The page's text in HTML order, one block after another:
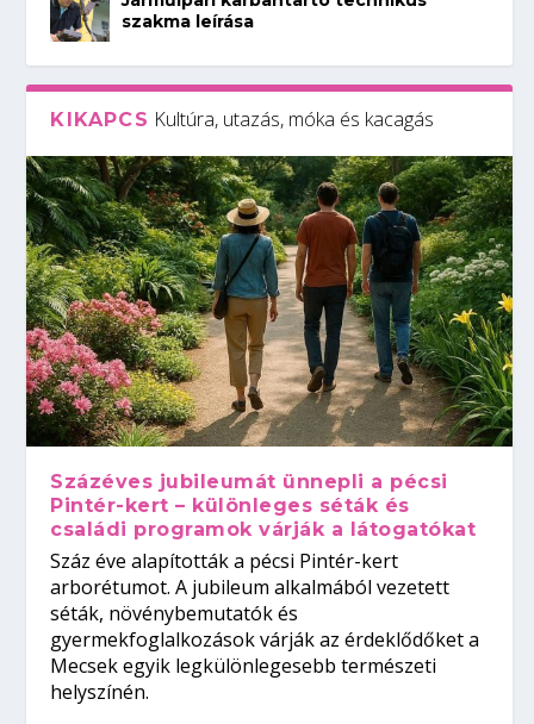
szakma leírása
KIKAPCS Kultúra, utazás, móka és kacagás
Százéves jubileumát ünnepli a pécsi
Pintér-kert – különleges séták és
családi programok várják a látogatókat
Száz éve alapították a pécsi Pintér-kert
arborétumot. A jubileum alkalmából vezetett
séták, növénybemutatók és
gyermekfoglalkozások várják az érdeklődőket a
Mecsek egyik legkülönlegesebb természeti
helyszínén.